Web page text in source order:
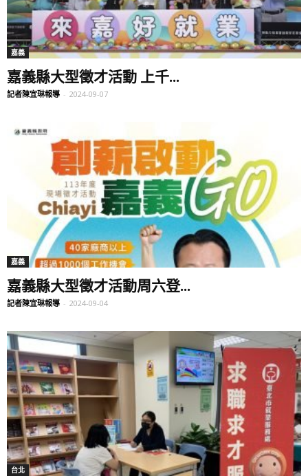
嘉義
嘉義縣大型徵才活動 上千...
記者陳宜琳報導 - 2024-09-07
嘉義
嘉義縣大型徵才活動周六登...
記者陳宜琳報導 - 2024-09-04
台北